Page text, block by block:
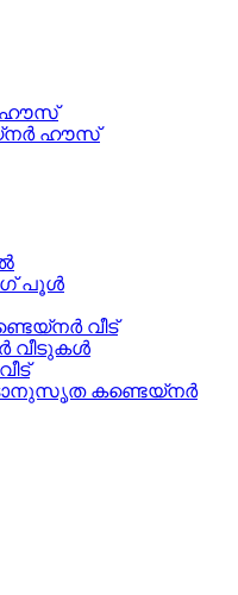
ഹൗസ്
ഹൗസ്
പൂൾ
വീട്
വീടുകൾ
കണ്ടെയ്‌നർ